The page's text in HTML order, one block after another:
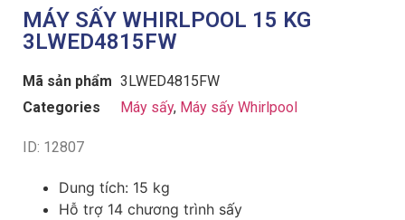
MÁY SẤY WHIRLPOOL 15 KG
3LWED4815FW
Mã sản phẩm 3LWED4815FW
Categories
Máy sấy, Máy sấy Whirlpool
ID: 12807
Dung tích: 15 kg
Hỗ trợ 14 chương trình sấy